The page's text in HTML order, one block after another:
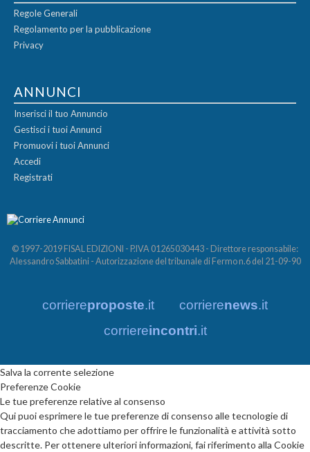
Regole Generali
Regolamento per la pubblicazione
Privacy
ANNUNCI
Inserisci il tuo Annuncio
Gestisci i tuoi Annunci
Promuovi i tuoi Annunci
Accedi
Registrati
© 1997-2019 FISAL EDIZIONI - P.IVA 01265030443 - Direttore responsabile:
Alessandro Sabbatini - Autorizzazione del tribunale di Fermo n.6 del 21-09-90
corriereproposte.it corrierenews.it
corriereincontri.it
Salva la corrente selezione
Preferenze Cookie
Le tue preferenze relative al consenso
Qui puoi esprimere le tue preferenze di consenso alle tecnologie di
tracciamento che adottiamo per offrire le funzionalità e attività sotto
descritte. Per ottenere ulteriori informazioni, fai riferimento alla Cookie